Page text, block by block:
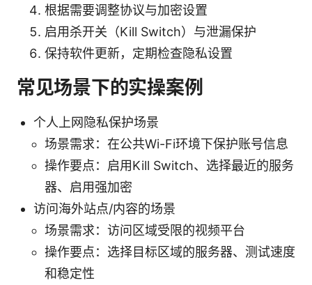
根据需要调整协议与加密设置
启用杀开关（Kill Switch）与泄漏保护
保持软件更新，定期检查隐私设置
常见场景下的实操案例
个人上网隐私保护场景
场景需求：在公共Wi-Fi环境下保护账号信息
操作要点：启用Kill Switch、选择最近的服务
器、启用强加密
访问海外站点/内容的场景
场景需求：访问区域受限的视频平台
操作要点：选择目标区域的服务器、测试速度
和稳定性